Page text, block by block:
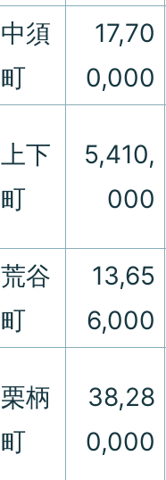
中須
町
17,70
0,000
上下
町
5,410,
000
荒谷
町
13,65
6,000
栗柄
町
38,28
0,000